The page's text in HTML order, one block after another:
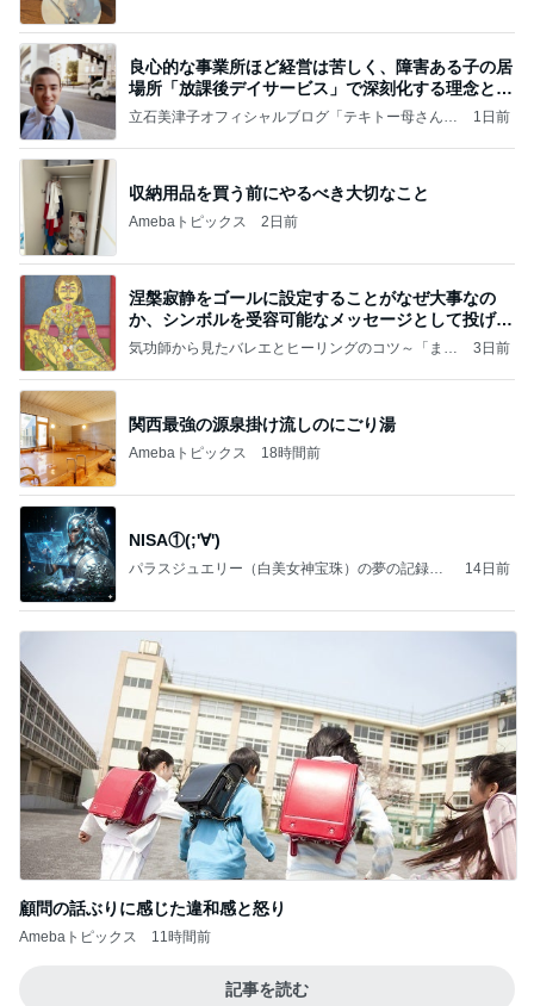
良心的な事業所ほど経営は苦しく、障害ある子の居
場所「放課後デイサービス」で深刻化する理念と現
実の
立石美津子オフィシャルブログ「テキトー母さんの
1日前
収納用品を買う前にやるべき大切なこと
Amebaトピックス 2日前
涅槃寂静をゴールに設定することがなぜ大事なの
か、シンボルを受容可能なメッセージとして投げる
ことが
気功師から見たバレエとヒーリングのコツ～「まと
3日前
関西最強の源泉掛け流しのにごり湯
Amebaトピックス 18時間前
NISA①(;'∀')
パラスジュエリー（白美女神宝珠）の夢の記録
14日前
顧問の話ぶりに感じた違和感と怒り
Amebaトピックス 11時間前
記事を読む